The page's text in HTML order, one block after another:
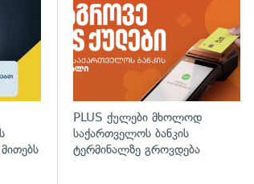
PLUS ქულები მხოლოდ
საქართველოს ბანკის
ტერმინალზე გროვდება